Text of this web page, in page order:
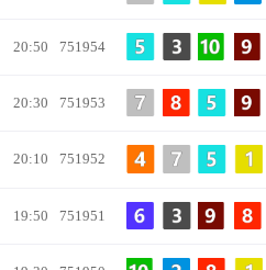
20:50 751954
20:30 751953
20:10 751952
19:50 751951